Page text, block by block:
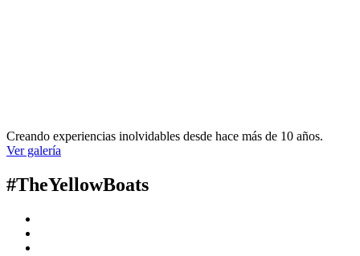
Creando experiencias inolvidables desde hace más de 10 años.
Ver galería
#TheYellowBoats